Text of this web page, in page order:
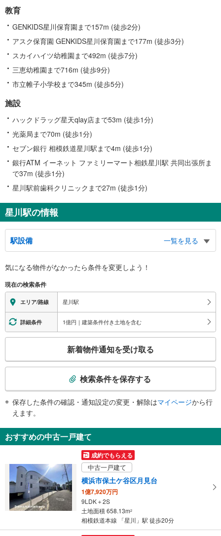
教育
GENKIDS星川保育園まで157m (徒歩2分)
アスク保育園 GENKIDS星川保育園まで177m (徒歩3分)
スカイハイツ幼稚園まで492m (徒歩7分)
三恵幼稚園まで716m (徒歩9分)
市立帷子小学校まで345m (徒歩5分)
施設
ハックドラッグ星天qlay店まで53m (徒歩1分)
光薬局まで70m (徒歩1分)
セブン銀行 相模鉄道星川駅まで4m (徒歩1分)
銀行ATM イーネット ファミリーマート相鉄星川駅 共同出張所ま
で37m (徒歩1分)
星川駅前歯科クリニックまで27m (徒歩1分)
星川駅の情報
駅設備
一覧を見る
※段差なしでの移動経路
地上⇔改札⇔ホーム：○
エレベータ
・各ホーム⇔改札
・北側改札⇔北口
・南側改札⇔南口
トイレ
・北側改札外
スロープ
・北側出口エレベータ前⇔地上出口
その他
・ＡＥＤ
気になる物件がなかったら条件を変更しよう！
現在の検索条件
エリア/路線 星川駅
詳細条件 1億円｜建築条件付き土地を含む
検
知
を
け
る
・
条
新着物件通知を受け取る
検索条件を保存する
保存した条件の確認・通知設定の変更・解除はマイページから行
えます。
おすすめの中古一戸建て
成約でもらえる
中古一戸建て
横浜市保土ケ谷区月見台
1億7,920万円
9LDK＋2S
土地面積 658.13m2
相模鉄道本線 「星川」駅 徒歩20分